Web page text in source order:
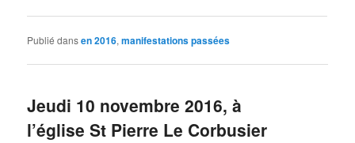
Publié dansen 2016,manifestations passées
Jeudi 10 novembre 2016, à
l’église St Pierre Le Corbusier